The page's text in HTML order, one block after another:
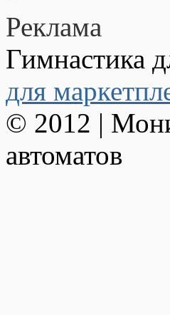
Реклама
Гимнастика
для
© 2012 |
автоматов